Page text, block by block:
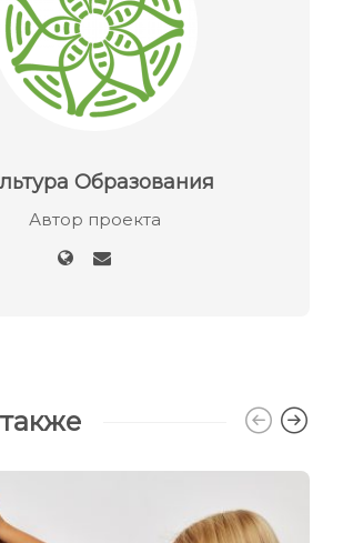
Образования
Автор проекта